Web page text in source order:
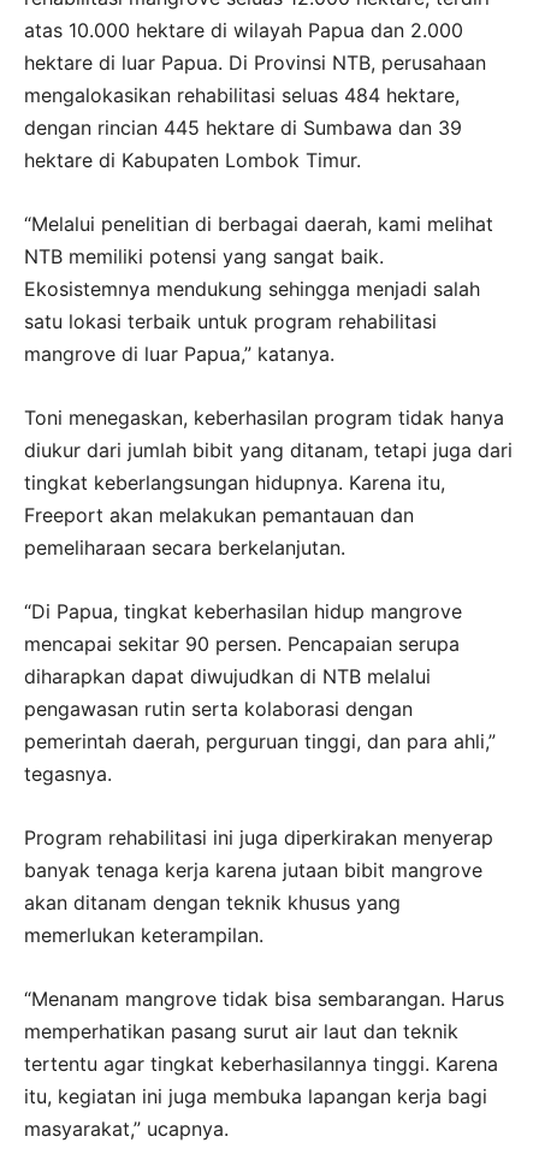
atas 10.000 hektare di wilayah Papua dan 2.000
hektare di luar Papua. Di Provinsi NTB, perusahaan
mengalokasikan rehabilitasi seluas 484 hektare,
dengan rincian 445 hektare di Sumbawa dan 39
hektare di Kabupaten Lombok Timur.
“Melalui penelitian di berbagai daerah, kami melihat
NTB memiliki potensi yang sangat baik.
Ekosistemnya mendukung sehingga menjadi salah
satu lokasi terbaik untuk program rehabilitasi
mangrove di luar Papua,” katanya.
Toni menegaskan, keberhasilan program tidak hanya
diukur dari jumlah bibit yang ditanam, tetapi juga dari
tingkat keberlangsungan hidupnya. Karena itu,
Freeport akan melakukan pemantauan dan
pemeliharaan secara berkelanjutan.
“Di Papua, tingkat keberhasilan hidup mangrove
mencapai sekitar 90 persen. Pencapaian serupa
diharapkan dapat diwujudkan di NTB melalui
pengawasan rutin serta kolaborasi dengan
pemerintah daerah, perguruan tinggi, dan para ahli,”
tegasnya.
Program rehabilitasi ini juga diperkirakan menyerap
banyak tenaga kerja karena jutaan bibit mangrove
akan ditanam dengan teknik khusus yang
memerlukan keterampilan.
“Menanam mangrove tidak bisa sembarangan. Harus
memperhatikan pasang surut air laut dan teknik
tertentu agar tingkat keberhasilannya tinggi. Karena
itu, kegiatan ini juga membuka lapangan kerja bagi
masyarakat,” ucapnya.